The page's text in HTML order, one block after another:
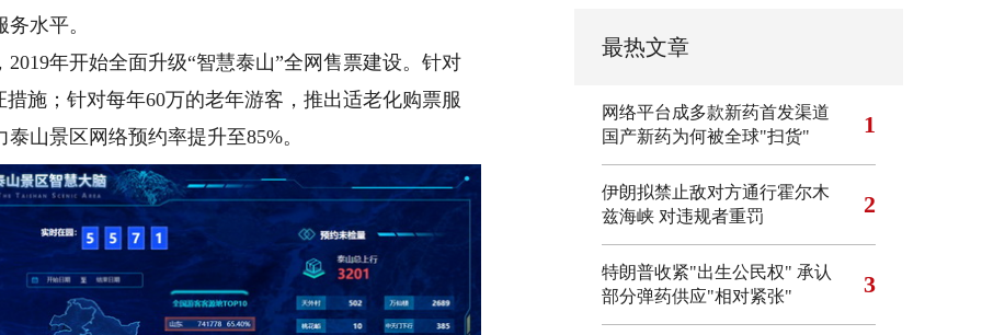
水平。
年开始全面升级“智慧泰山”全网售票建设。针对
施；针对每年60万的老年游客，推出适老化购票服
山景区网络预约率提升至85%。
最热文章
网络平台成多款新药首发渠道
国产新药为何被全球"扫货"
1
伊朗拟禁止敌对方通行霍尔木
兹海峡 对违规者重罚
2
特朗普收紧"出生公民权" 承认
部分弹药供应"相对紧张"
3